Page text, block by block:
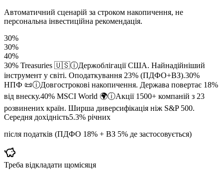
Автоматичний сценарій за строком накопичення, не
персональна інвестиційна рекомендація.
30%
30%
40%
30% Treasuries 🇺🇸ⓘДержоблігації США. Найнадійніший
інструмент у світі. Оподаткування 23% (ПДФО+ВЗ).30%
НПФ 📜ⓘДовгострокові накопичення. Держава повертає 18%
від внеску.40% MSCI World 🌍ⓘАкції 1500+ компаній з 23
розвинених країн. Ширша диверсифікація ніж S&P 500.
Середня дохідність5.3% річних
після податків (ПДФО 18% + ВЗ 5% де застосовується)
Треба відкладати щомісяця